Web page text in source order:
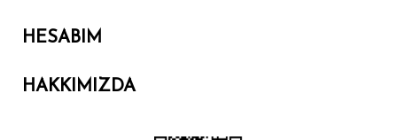
HESABIM
HAKKIMIZDA